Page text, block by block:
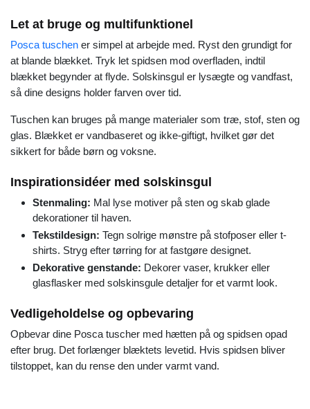
Let at bruge og multifunktionel
Posca tuschen er simpel at arbejde med. Ryst den grundigt for
at blande blækket. Tryk let spidsen mod overfladen, indtil
blækket begynder at flyde. Solskinsgul er lysægte og vandfast,
så dine designs holder farven over tid.
Tuschen kan bruges på mange materialer som træ, stof, sten og
glas. Blækket er vandbaseret og ikke-giftigt, hvilket gør det
sikkert for både børn og voksne.
Inspirationsidéer med solskinsgul
Stenmaling: Mal lyse motiver på sten og skab glade
dekorationer til haven.
Tekstildesign: Tegn solrige mønstre på stofposer eller t-
shirts. Stryg efter tørring for at fastgøre designet.
Dekorative genstande: Dekorer vaser, krukker eller
glasflasker med solskinsgule detaljer for et varmt look.
Vedligeholdelse og opbevaring
Opbevar dine Posca tuscher med hætten på og spidsen opad
efter brug. Det forlænger blæktets levetid. Hvis spidsen bliver
tilstoppet, kan du rense den under varmt vand.